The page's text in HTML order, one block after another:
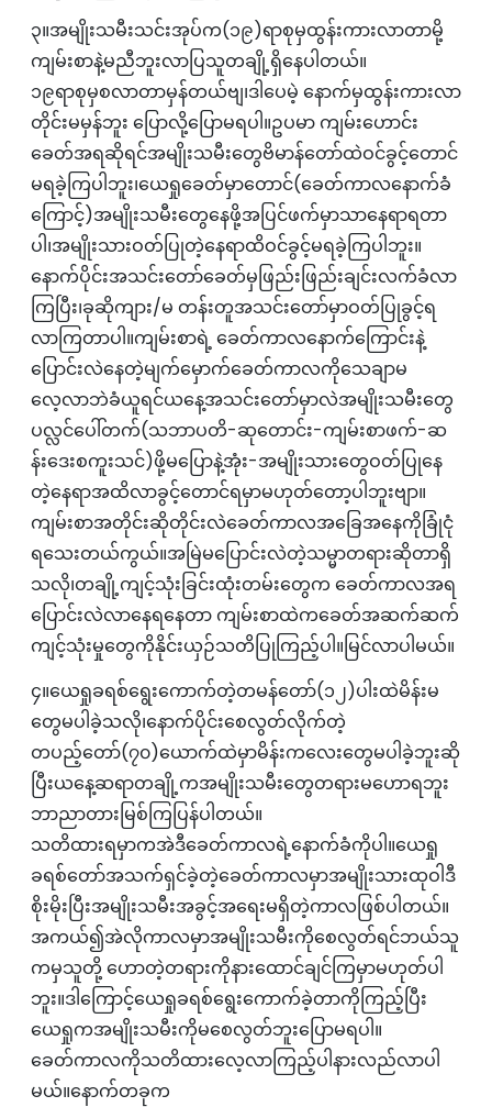
၃။အမျိုးသမီးသင်းအုပ်က(၁၉)ရာစုမှထွန်းကားလာတာမို့
ကျမ်းစာနဲ့မညီဘူးလာပြသူတချို့ရှိနေပါတယ်။
၁၉ရာစုမှစလာတာမှန်တယ်ဗျ၊ဒါပေမဲ့ နောက်မှထွန်းကားလာ
တိုင်းမမှန်ဘူး‌ ပြောလို့ပြောမရပါ။ဥပမာ ကျမ်းဟောင်း
ခေတ်အရဆိုရင်အမျိုးသမီးတွေဗိမာန်တော်ထဲဝင်ခွင့်တောင်
မရခဲ့ကြပါဘူး၊ယေရှုခေတ်မှာတောင်(ခေတ်ကာလနောက်ခံ
ကြောင့်)အမျိုးသမီးတွေနေဖို့အပြင်ဖက်မှာသာနေရာရတာ
ပါ၊အမျိုးသားဝတ်ပြုတဲ့နေရာထိဝင်ခွင့်မရခဲ့ကြပါဘူး။
နောက်ပိုင်းအသင်းတော်ခေတ်မှဖြည်းဖြည်းချင်းလက်ခံလာ
ကြပြီး၊ခုဆိုကျား/မ တန်းတူအသင်းတော်မှာဝတ်ပြုခွင့်ရ
လာကြတာပါ။ကျမ်းစာရဲ့‌‌ ခေတ်ကာလနောက်ကြောင်းနဲ့
ပြောင်းလဲနေတဲ့မျက်‌မှောက်‌ခေတ်ကာလကိုသေချာမ
လေ့လာဘဲခံယူရင်ယနေ့အသင်းတော်မှာလဲအမျိုးသမီးတွေ
ပလ္လင်ပေါ်တက်(သဘာပတိ-ဆုတောင်း-ကျမ်းစာဖက်-ဆ
န်းဒေးစကူးသင်)ဖို့မပြောနဲ့အုံး-အမျိုးသားတွေဝတ်ပြုနေ
တဲ့နေရာအထိလာခွင့်တောင်ရမှာမဟုတ်တော့ပါဘူးဗျာ။
ကျမ်းစာအတိုင်းဆိုတိုင်းလဲခေတ်ကာလအခြေ‌အနေကိုခြုံငုံ
ရသေးတယ်ကွယ်။အမြဲမပြောင်းလဲတဲ့သမ္မာတရားဆိုတာရှိ
သလို၊တချို့ကျင့်သုံးခြင်းထုံးတမ်းတွေက ခေတ်ကာလအရ
ပြောင်းလဲလာနေရနေတာ ကျမ်းစာထဲကခေတ်အဆက်ဆက်
ကျင့်သုံးမှုတွေကိုနိုင်းယှဉ်သတိပြုကြည့်ပါ။မြင်လာပါမယ်။
၄။ယေရှုခရစ်ရွေးကောက်တဲ့တမန်တော်(၁၂)ပါးထဲမိန်းမ
တွေမပါခဲ့သလို၊နောက်ပိုင်းစေလွတ်လိုက်တဲ့
တပည့်တော်(၇၀)ယောက်ထဲမှာမိန်းကလေးတွေမပါခဲ့ဘူးဆို
ပြီးယနေ့ဆရာတချို့ကအမျိုးသမီးတွေတရားမဟောရဘူး
ဘာညာတားမြစ်ကြပြန်ပါတယ်။
သတိထားရမှာကအဲဒီခေတ်ကာလရဲ့နောက်ခံကိုပါ။ယေရှု
ခရစ်တော်အသက်ရှင်ခဲ့တဲ့ခေတ်ကာလမှာအမျိုးသားထုဝါဒီ
စိုးမိုးပြီးအမျိုးသမီးအခွင့်အရေးမရှိတဲ့ကာလဖြစ်ပါတယ်။
အကယ်၍အဲလိုကာလမှာအမျိုးသမီးကိုစေလွတ်ရင်ဘယ်သူ
ကမှသူတို့‌ ဟောတဲ့တရားကိုနားထောင်ချင်ကြမှာမဟုတ်ပါ
ဘူး။ဒါကြောင့်ယေရှုခရစ်ရွေးကောက်ခဲ့တာကိုကြည့်ပြီး
ယေရှုကအမျိုးသမီးကိုမစေလွတ်ဘူးပြောမရပါ။
ခေတ်ကာလကိုသတိထားလေ့လာကြည့်ပါနားလည်လာပါ
မယ်။နောက်တခုက